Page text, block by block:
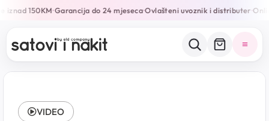
iznad 150KM•Garancija do 24 mjeseca•Ovlašteni uvoznik i distributer•
VIDEO